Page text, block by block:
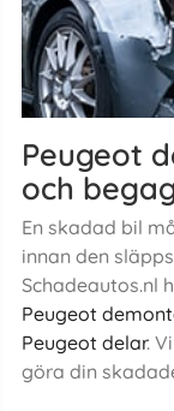
Peugeot
och
En skadad bil
innan den
Schadeautos.nl
Peugeot
Peugeot delar.
göra din